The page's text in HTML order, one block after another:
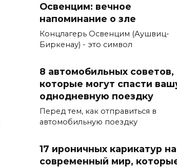
Освенцим: вечное
напоминание о зле
Концлагерь Освенцим (Аушвиц-
Биркенау) - это символ
8 автомобильных советов,
которые могут спасти
однодневную поездку
Перед тем, как отправиться в
автомобильную поездку
17 ироничных карикатур на
современный мир,